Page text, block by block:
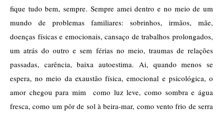
fique tudo bem, sempre. Sempre amei dentro e no meio de um
mundo de problemas familiares: sobrinhos, irmãos, mãe,
doenças físicas e emocionais, cansaço de trabalhos prolongados,
um atrás do outro e sem férias no meio, traumas de relações
passadas, carência, baixa autoestima. Ai, quando menos se
espera, no meio da exaustão física, emocional e psicológica, o
amor chegou para mim  como luz leve, como sombra e água
fresca, como um pôr de sol à beira-mar, como vento frio de serra